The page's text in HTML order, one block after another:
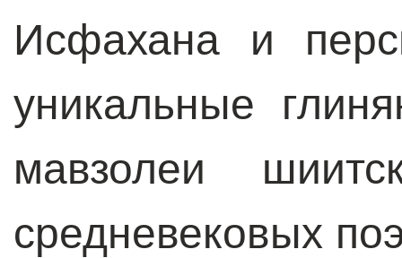
Исфахана и
уникальные
мавзолеи
средневековых